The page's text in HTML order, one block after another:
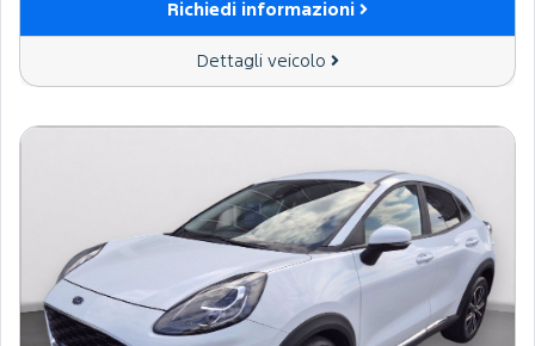
Richiedi informazioni
Dettagli veicolo